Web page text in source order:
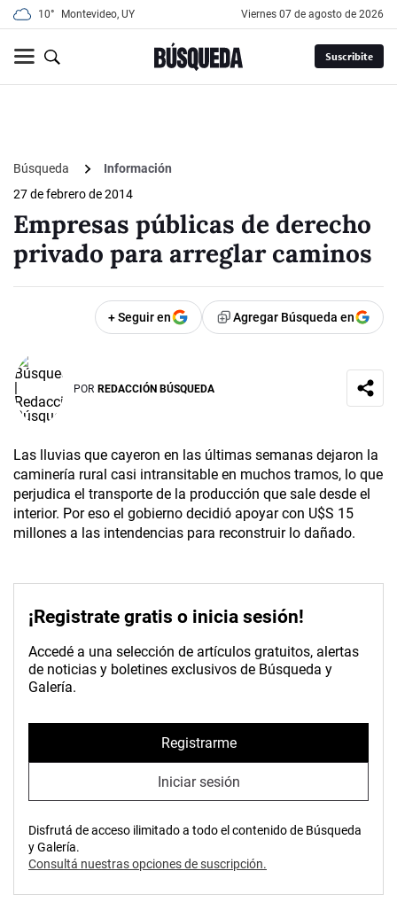
10° Montevideo, UY viernes 07 de agosto de 2026
Suscribite
Búsqueda
Información
27 de febrero de 2014
Empresas públicas de derecho
privado para arreglar caminos
+ Seguir en Agregar Búsqueda en
POR REDACCIÓN BÚSQUEDA
Las lluvias que cayeron en las últimas semanas dejaron la
caminería rural casi intransitable en muchos tramos, lo que
perjudica el transporte de la producción que sale desde el
interior. Por eso el gobierno decidió apoyar con U$S 15
millones a las intendencias para reconstruir lo dañado.
¡Registrate gratis o inicia sesión!
Accedé a una selección de artículos gratuitos, alertas
de noticias y boletines exclusivos de Búsqueda y
Galería.
Registrarme
Iniciar sesión
Disfrutá de acceso ilimitado a todo el contenido de Búsqueda
y Galería.
Consultá nuestras opciones de suscripción.